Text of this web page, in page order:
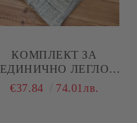
КОМПЛЕКТ ЗА
ЕДИНИЧНО ЛЕГЛО
"МЕНТА МЕЛАНЖ"
€37.84 74.01лв.